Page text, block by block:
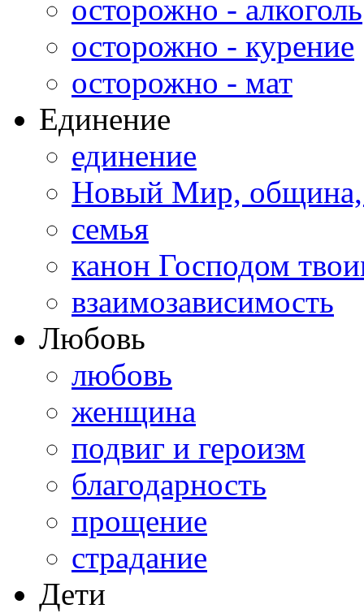
осторожно - алкоголь
осторожно - курение
осторожно - мат
Единение
единение
Новый Мир,
семья
канон Господом
взаимозависимость
Любовь
любовь
женщина
подвиг и героизм
благодарность
прощение
страдание
Дети